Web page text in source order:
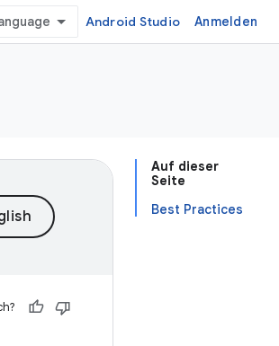
Android Studio Anmelden
Auf dieser
Seite
Best Practices